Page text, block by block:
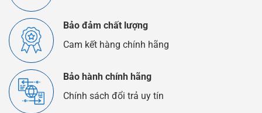
Bảo đảm chất lượng
Cam kết hàng chính hãng
Bảo hành chính hãng
Chính sách đổi trả uy tín